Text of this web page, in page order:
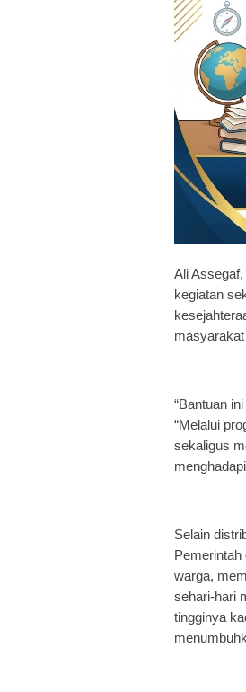
Ali
kegiatan
“Bantuan
“Melalui
sekaligus
Selain
Pemerintah
warga,
sehari-hari
tingginya